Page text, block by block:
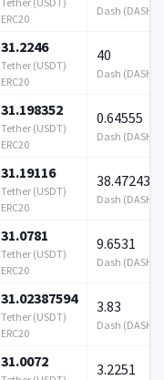
ERC20
Dash (DASH)
31.2246
Tether (USDT)
ERC20
40
Dash (DASH)
31.198352
Tether (USDT)
ERC20
0.64555
Dash (DASH)
31.19116
Tether (USDT)
ERC20
38.472439
Dash (DASH)
31.0781
Tether (USDT)
ERC20
9.6531
Dash (DASH)
31.02387594
Tether (USDT)
ERC20
3.83
Dash (DASH)
31.0072 3.2251